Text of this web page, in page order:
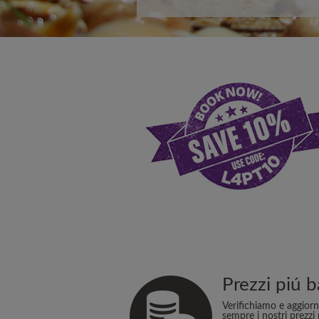
Prezzi piú
Verifichiamo e
sempre i nostri prezzi